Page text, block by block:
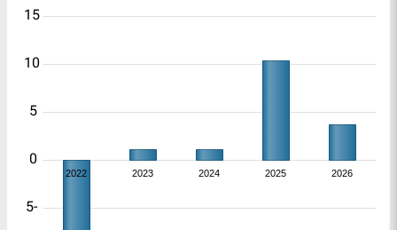
2022 2023 2024 2025 2026
-5
0
5
10
15